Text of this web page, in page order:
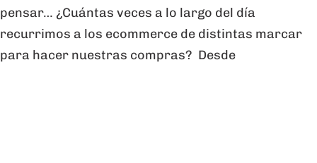
pensar… ¿Cuántas veces a lo largo del día
recurrimos a los ecommerce de distintas marcar
para hacer nuestras compras? Desde